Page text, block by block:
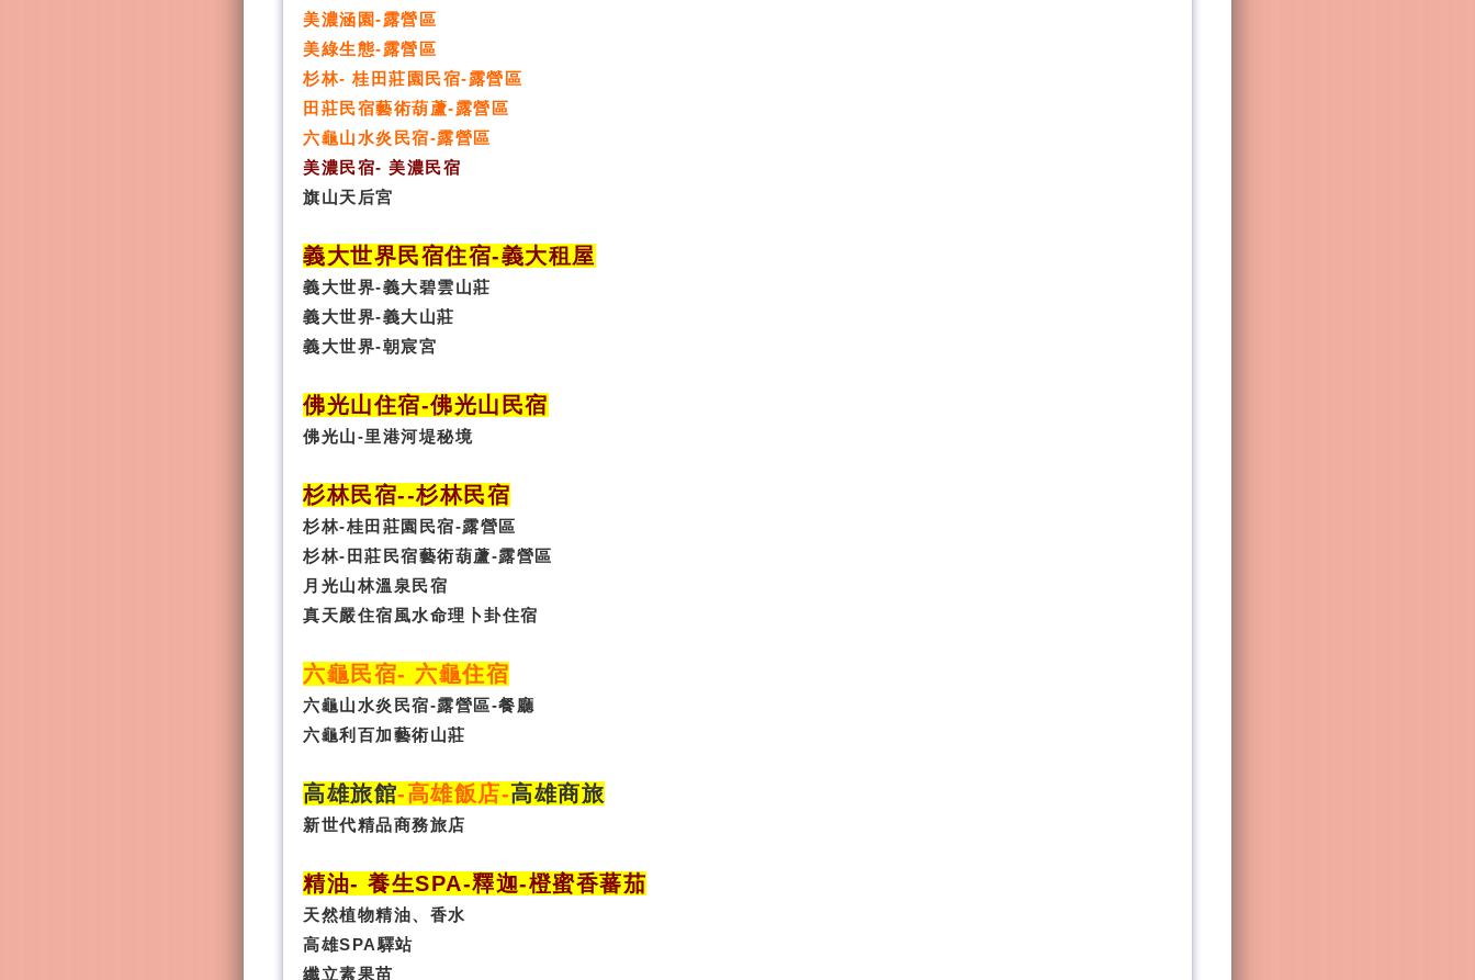
美濃涵園-露營區
美綠生態-露營區
杉林- 桂田莊園民宿-露營區
田莊民宿藝術葫蘆-露營區
六龜山水炎民宿-露營區
美濃民宿- 美濃民宿
旗山天后宮
義大世界民宿住宿-義大租屋
義大世界-義大碧雲山莊
義大世界-義大山莊
義大世界-朝宸宮
佛光山住宿-佛光山民宿
佛光山-里港河堤秘境
杉林民宿--杉林民宿
杉林-桂田莊園民宿-露營區
杉林-田莊民宿藝術葫蘆-露營區
月光山林溫泉民宿
真天嚴住宿風水命理卜卦住宿
六龜民宿- 六龜住宿
六龜山水炎民宿-露營區-餐廳
六龜利百加藝術山莊
高雄旅館-高雄飯店-高雄商旅
新世代精品商務旅店
精油- 養生SPA-釋迦-橙蜜香蕃茄
天然植物精油、香水
高雄SPA驛站
纖立素果苗